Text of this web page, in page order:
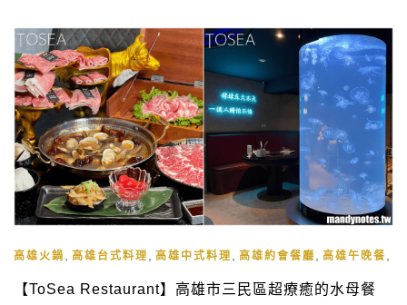
高雄火鍋 , 高雄台式料理 , 高雄中式料理 , 高雄約會餐廳 , 高雄午晚餐 ,
【ToSea Restaurant】高雄市三民區超療癒的水母餐